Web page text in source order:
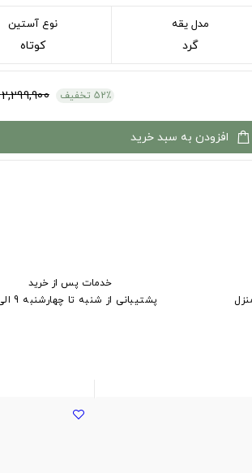
مدل یقه
گرد
نوع آستین
کوتاه
52٪ تخفیف 2,299,900 تومان
افزودن به سبد خرید
خدمات پس از خرید
پشتیبانی از شنبه تا چهارشنبه 9 الی 18